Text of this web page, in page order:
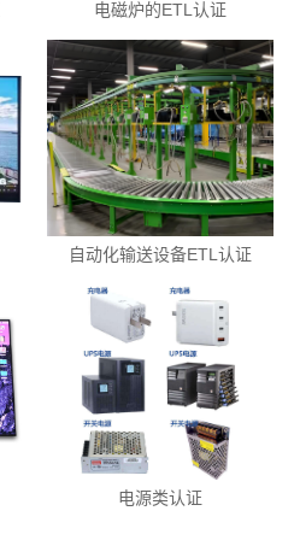
电磁炉的ETL认证
自动化输送设备ETL认证
电源类认证